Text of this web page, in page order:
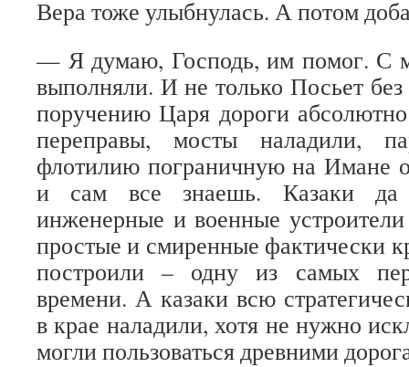
Вера тоже улыбнулась. А потом
— Я думаю, Господь, им помог. С
выполняли. И не только Посьет
поручению Царя дороги
переправы, мосты наладили,
флотилию пограничную на Имане
и сам все знаешь. Казаки
инженерные и военные
простые и смиренные фактически
построили – одну из самых
времени. А казаки всю
в крае наладили, хотя не нужно
могли пользоваться древними